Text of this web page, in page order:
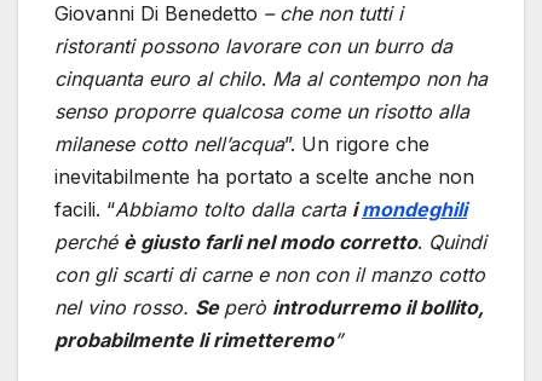
Giovanni Di Benedetto – che non tutti i
ristoranti possono lavorare con un burro da
cinquanta euro al chilo. Ma al contempo non ha
senso proporre qualcosa come un risotto alla
milanese cotto nell’acqua”. Un rigore che
inevitabilmente ha portato a scelte anche non
facili. “Abbiamo tolto dalla carta imondeghili
perché è giusto farli nel modo corretto. Quindi
con gli scarti di carne e non con il manzo cotto
nel vino rosso. Se però introdurremo il bollito,
probabilmente li rimetteremo”